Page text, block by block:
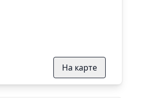
На карте